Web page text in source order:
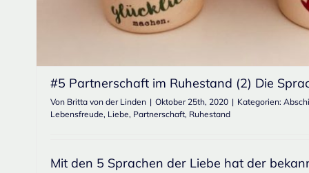
#5 Partnerschaft im Ruhestand (2) Die
Von Britta von der Linden | Oktober 25th, 2020 | Kategorien:
Lebensfreude, Liebe, Partnerschaft, Ruhestand
Mit den 5 Sprachen der Liebe hat der